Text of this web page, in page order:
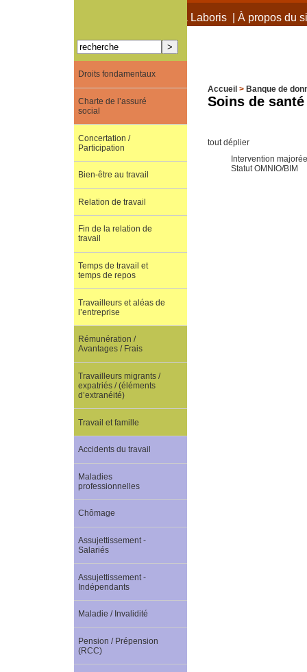
À propos de Terra Laboris| À propos du
Accueil > Banque de
Soins de santé
tout déplier
Intervention
Statut OMNIO/BIM
Droits fondamentaux
Charte de l’assuré
social
Concertation /
Participation
Bien-être au travail
Relation de travail
Fin de la relation de
travail
Temps de travail et
temps de repos
Travailleurs et aléas de
l’entreprise
Rémunération /
Avantages / Frais
Travailleurs migrants /
expatriés / (éléments
d’extranéité)
Travail et famille
Accidents du travail
Maladies
professionnelles
Chômage
Assujettissement -
Salariés
Assujettissement -
Indépendants
Maladie / Invalidité
Pension / Prépension
(RCC)